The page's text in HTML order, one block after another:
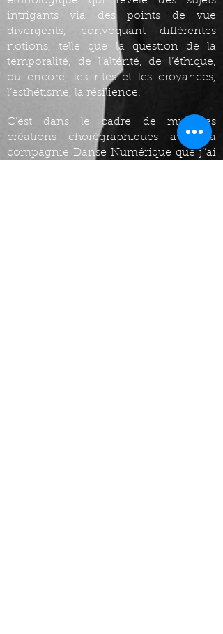
intrigants via des points de vue
divergents, convoquant différentes
notions, telle que la question de la
temporalité, de l’altérité, de l’éthique,
ou encore, les rites et les croyances,
l’esthétisme, la résilience.
C’est dans le cadre de multiples
créations chorégraphiques avec la
compagnie Danse Numérique que j’’ai